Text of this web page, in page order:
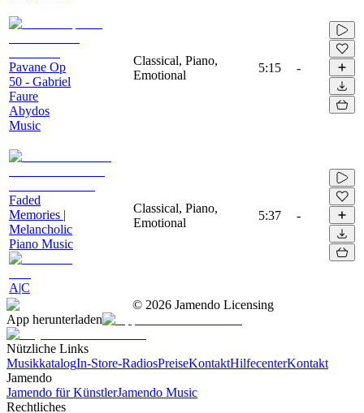
Pavane Op
50 - Gabriel
Faure
Abydos
Music
Classical, Piano,
Emotional
5:15 -
Faded
Memories |
Melancholic
Piano Music
A|C
Classical, Piano,
Emotional
5:37 -
© 2026 Jamendo Licensing
App herunterladen
Nützliche Links
MusikkatalogIn-Store-RadiosPreiseKontaktHilfecenterKontakt
Jamendo
Jamendo für KünstlerJamendo Music
Rechtliches